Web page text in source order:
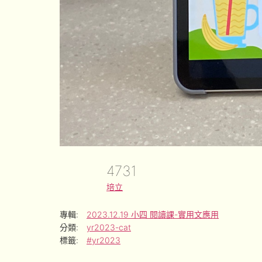
4731
培立
專輯:
2023.12.19 小四 閱讀課-實用文應用
分類:
yr2023-cat
標籤:
#yr2023